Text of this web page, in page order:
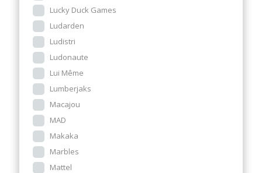
Lucky Duck Games
Ludarden
Ludistri
Ludonaute
Lui Même
Lumberjaks
Macajou
MAD
Makaka
Marbles
Mattel